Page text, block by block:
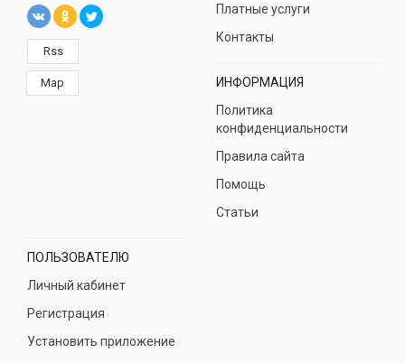
Rss
Map
Платные услуги
Контакты
ИНФОРМАЦИЯ
Политика
конфиденциальности
Правила сайта
Помощь
Статьи
ПОЛЬЗОВАТЕЛЮ
Личный кабинет
Регистрация
Установить приложение